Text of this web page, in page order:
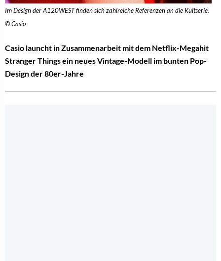
Im Design der A120WEST finden sich zahlreiche Referenzen an die Kultserie.
© Casio
Casio launcht in Zusammenarbeit mit dem Netflix-Megahit
Stranger Things ein neues Vintage-Modell im bunten Pop-
Design der 80er-Jahre